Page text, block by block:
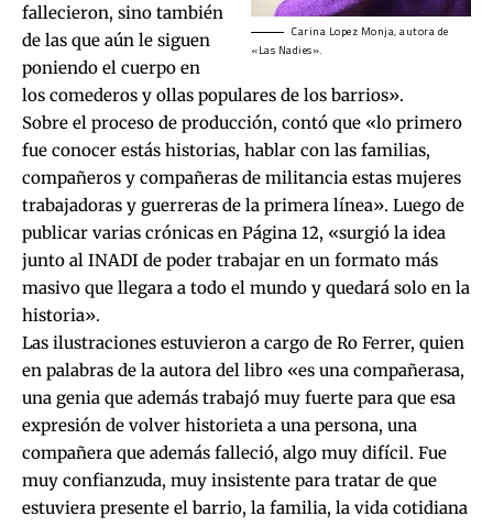
Carina Lopez Monja, autora de
«Las Nadies».
fallecieron, sino también
de las que aún le siguen
poniendo el cuerpo en
los comederos y ollas populares de los barrios».
Sobre el proceso de producción, contó que «lo primero
fue conocer estás historias, hablar con las familias,
compañeros y compañeras de militancia estas mujeres
trabajadoras y guerreras de la primera línea». Luego de
publicar varias crónicas en Página 12, «surgió la idea
junto al INADI de poder trabajar en un formato más
masivo que llegara a todo el mundo y quedará solo en la
historia».
Las ilustraciones estuvieron a cargo de Ro Ferrer, quien
en palabras de la autora del libro «es una compañerasa,
una genia que además trabajó muy fuerte para que esa
expresión de volver historieta a una persona, una
compañera que además falleció, algo muy difícil. Fue
muy confianzuda, muy insistente para tratar de que
estuviera presente el barrio, la familia, la vida cotidiana